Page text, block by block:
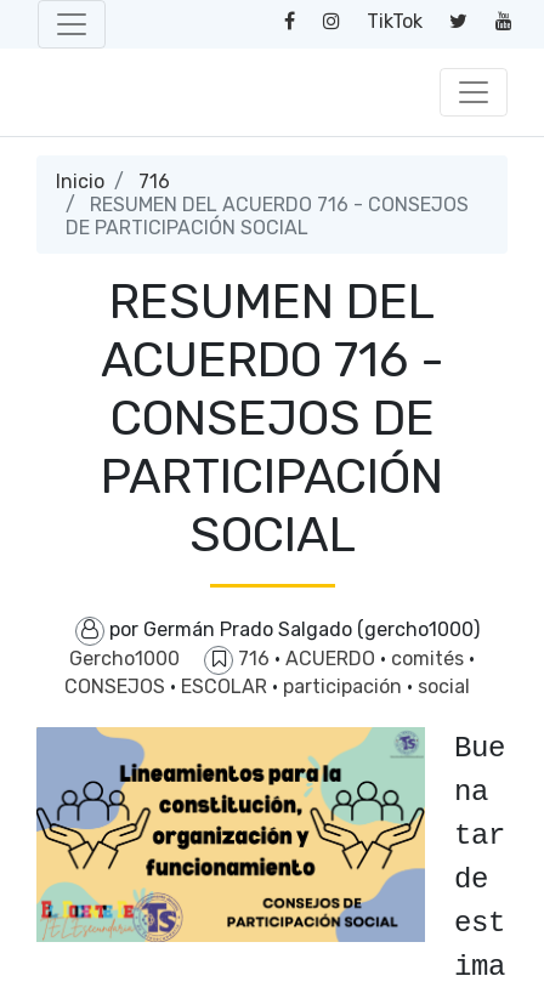
TikTok
Inicio
716
RESUMEN DEL ACUERDO 716 - CONSEJOS
DE PARTICIPACIÓN SOCIAL
RESUMEN DEL
ACUERDO 716 -
CONSEJOS DE
PARTICIPACIÓN
SOCIAL
por Germán Prado Salgado (gercho1000)
Gercho1000
716 · ACUERDO · comités ·
CONSEJOS · ESCOLAR · participación · social
Bue
na
tar
de
est
ima